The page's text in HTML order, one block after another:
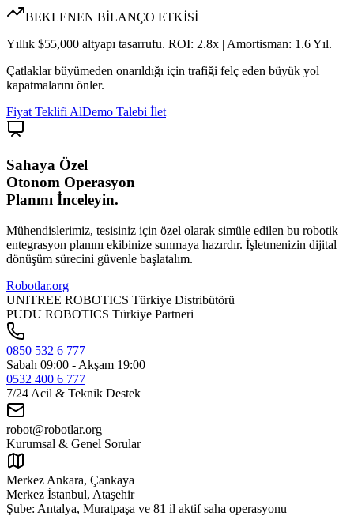
BEKLENEN BİLANÇO ETKİSİ
Yıllık $55,000 altyapı tasarrufu. ROI: 2.8x | Amortisman: 1.6 Yıl.
Çatlaklar büyümeden onarıldığı için trafiği felç eden büyük yol
kapatmalarını önler.
Fiyat Teklifi AlDemo Talebi İlet
Sahaya Özel
Otonom Operasyon
Planını İnceleyin.
Mühendislerimiz, tesisiniz için özel olarak simüle edilen bu robotik
entegrasyon planını ekibinize sunmaya hazırdır. İşletmenizin dijital
dönüşüm sürecini güvenle başlatalım.
Robotlar.org
UNITREE ROBOTICS Türkiye Distribütörü
PUDU ROBOTICS Türkiye Partneri
0850 532 6 777
Sabah 09:00 - Akşam 19:00
0532 400 6 777
7/24 Acil & Teknik Destek
robot@robotlar.org
Kurumsal & Genel Sorular
Merkez Ankara, Çankaya
Merkez İstanbul, Ataşehir
Şube: Antalya, Muratpaşa ve 81 il aktif saha operasyonu